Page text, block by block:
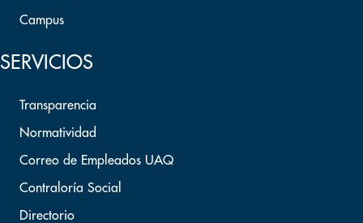
Campus
SERVICIOS
Transparencia
Normatividad
Correo de Empleados UAQ
Contraloría Social
Directorio